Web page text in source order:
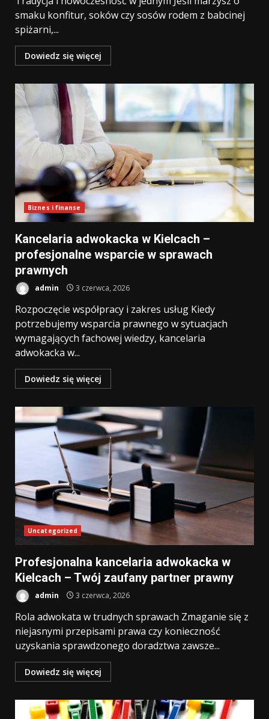
smaku konfitur, soków czy sosów rodem z babcinej
spiżarni,...
Dowiedz się więcej
Biznes i finanse
Kancelaria adwokacka w Kielcach –
profesjonalne wsparcie w sprawach
prawnych
admin 3 czerwca, 2026
Rozpoczęcie współpracy i zakres usług Kiedy
potrzebujemy wsparcia prawnego w sytuacjach
wymagających fachowej wiedzy, kancelaria
adwokacka w...
Dowiedz się więcej
Uncategorized
Profesjonalna kancelaria adwokacka w
Kielcach – Twój zaufany partner prawny
admin 3 czerwca, 2026
Rola adwokata w trudnych sprawach Zmaganie się z
niejasnymi przepisami prawa czy konieczność
uzyskania sprawdzonego doradztwa zawsze...
Dowiedz się więcej